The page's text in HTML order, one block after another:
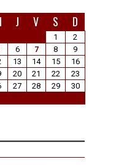
J V S D
1
2
6 7 8
9
13 14 15
16
20 21 22
23
27 28 29
30